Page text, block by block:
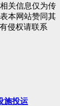
关信息仅为传
本网站赞同其
侵权请联系
施投运